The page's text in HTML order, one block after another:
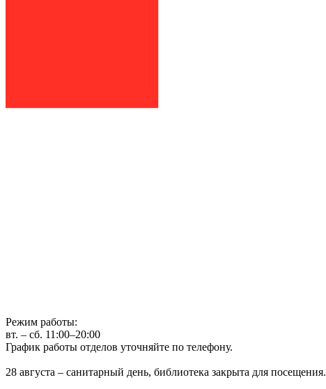
Режим работы:
вт. – сб. 11:00–20:00
График работы отделов уточняйте по телефону.
28 августа – санитарный день, библиотека закрыта для посещения.